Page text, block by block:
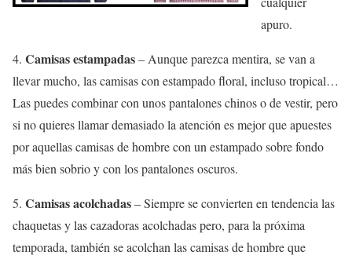
apuro.
4. Camisas estampadas– Aunque parezca mentira, se van a
llevar mucho, las camisas con estampado floral, incluso tropical…
Las puedes combinar con unos pantalones chinos o de vestir, pero
si no quieres llamar demasiado la atención es mejor que apuestes
por aquellas camisas de hombre con un estampado sobre fondo
más bien sobrio y con los pantalones oscuros.
5. Camisas acolchadas– Siempre se convierten en tendencia las
chaquetas y las cazadoras acolchadas pero, para la próxima
temporada, también se acolchan las camisas de hombre que